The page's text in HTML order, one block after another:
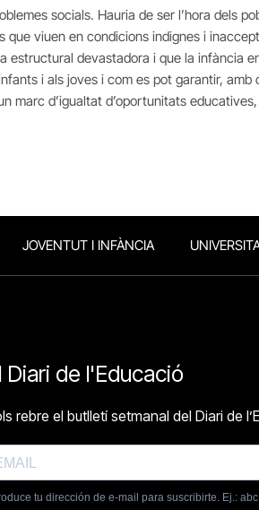
socials. Hauria de ser l’hora dels
viuen en condicions indignes i
estructural devastadora i que la infància
i als joves i com es pot garantir, amb
marc d’igualtat d’oportunitats
JOVENTUT I INFÀNCIA